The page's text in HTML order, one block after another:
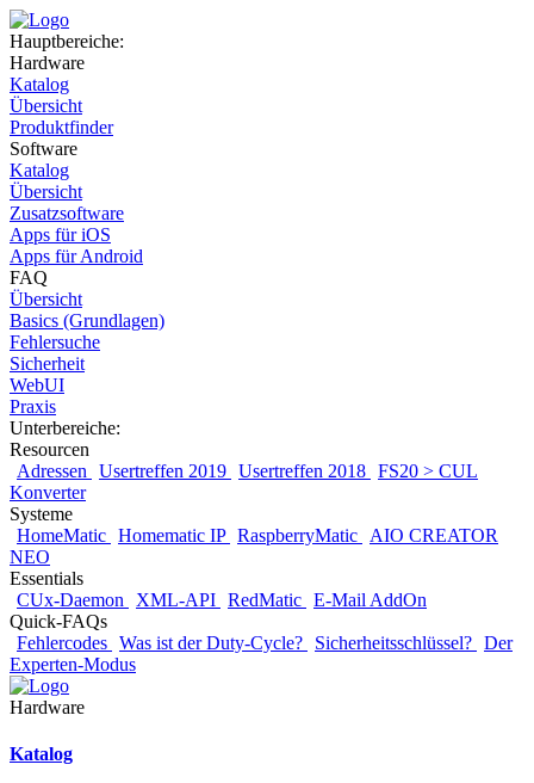
Hauptbereiche:
Hardware
Katalog
Übersicht
Produktfinder
Software
Katalog
Übersicht
Zusatzsoftware
Apps für iOS
Apps für Android
FAQ
Übersicht
Basics (Grundlagen)
Fehlersuche
Sicherheit
WebUI
Praxis
Unterbereiche:
Resourcen
Adressen
Usertreffen 2019 Usertreffen 2018 FS20 > CUL
Konverter
Systeme
HomeMatic Homematic IP RaspberryMatic
AIO CREATOR
NEO
Essentials
CUx-Daemon
XML-API RedMatic E-Mail AddOn
Quick-FAQs
Fehlercodes Was ist der Duty-Cycle? Sicherheitsschlüssel? Der
Experten-Modus
Hardware
Katalog